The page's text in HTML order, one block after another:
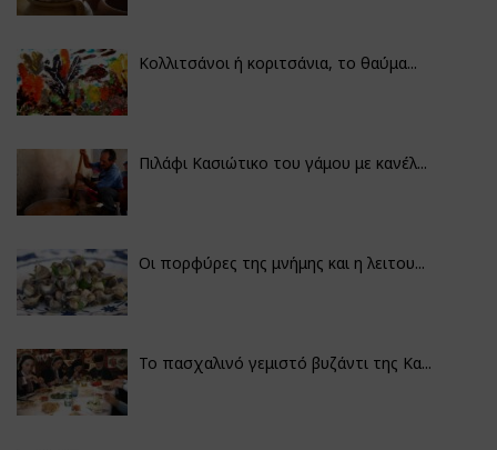
Κολλιτσάνοι ή κοριτσάνια, το θαύμα...
Πιλάφι Κασιώτικο του γάμου με κανέλ...
Οι πορφύρες της μνήμης και η λειτου...
Το πασχαλινό γεμιστό βυζάντι της Κα...